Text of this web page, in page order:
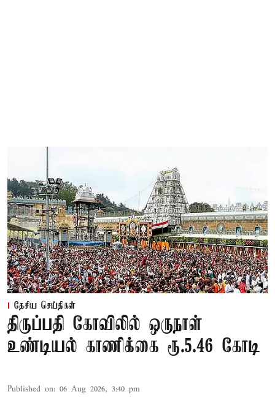
தேசிய செய்திகள்
திருப்பதி கோவிலில் ஒருநாள்
உண்டியல் காணிக்கை ரூ.5.46 கோடி
Published on: 06 Aug 2026, 3:40 pm